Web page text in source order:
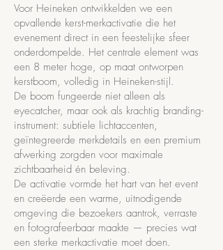
Voor Heineken ontwikkelden we een
opvallende kerst-merkactivatie die het
evenement direct in een feestelijke sfeer
onderdompelde. Het centrale element was
een 8 meter hoge, op maat ontworpen
kerstboom, volledig in Heineken-stijl.
De boom fungeerde niet alleen als
eyecatcher, maar ook als krachtig branding-
instrument: subtiele lichtaccenten,
geïntegreerde merkdetails en een premium
afwerking zorgden voor maximale
zichtbaarheid én beleving.
De activatie vormde het hart van het event
en creëerde een warme, uitnodigende
omgeving die bezoekers aantrok, verraste
en fotografeerbaar maakte — precies wat
een sterke merkactivatie moet doen.